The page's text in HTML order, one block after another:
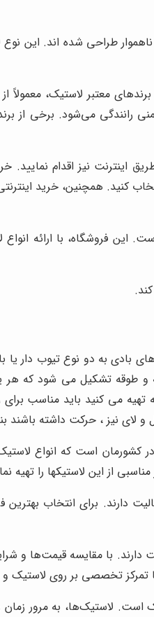
طراحی شده اند. این
معتبر لاستیک، معمولاً
می‌شود. برخی از
اینترنت نیز اقدام
کنید. همچنین، خرید
این فروشگاه، با ارائه
بادی به دو نوع تیوب دار
قرار گیرد. تایر خودرو از ۴ بخش آج
می کنید باید مناسب
لای نیز ، حرکت داشته
در کشورمان است که انواع
از این لاستیکها را تهیه
دارند. برای انتخاب
دارند. با مقایسه قیمت‌ها و
تمرکز تخصصی بر روی لاستیک و
است. لاستیک‌ها، به مرور